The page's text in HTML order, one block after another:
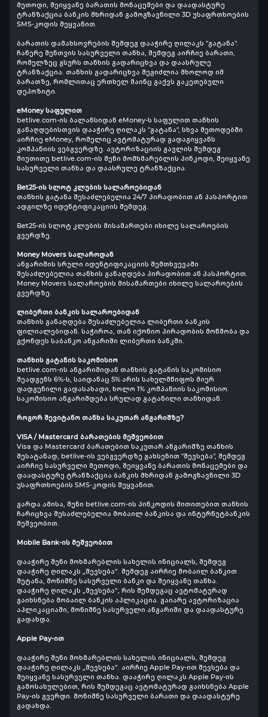
მეთოდი, შეიყვანე ბარათის მონაცემები და დაადასტურე
ტრანზაქცია ბანკის მხრიდან გამოგზავნილი 3D უსაფრთხოების
SMS-კოდის შეყვანით.
ბარათის დამახსოვრების შემდეგ დააჭირე ღილაკს "გატანა".
ჩაწერე შენთვის სასურველი თანხა, შემდეგ აირჩიე ბარათი,
რომელზეც გსურს თანხის გადარიცხვა და დაასრულე
ტრანზაქცია. თანხის გადარიცხვა შეგიძლია მხოლოდ იმ
ბარათზე, რომლითაც ერთხელ მაინც გაქვს გაკეთებული
დეპოზიტი.
eMoney საფულით
betlive.com-ის ბალანსიდან eMoney-ს საფულით თანხის
განაღდებისთვის დააჭირე ღილაკს "გატანა", სხვა მეთოდებში
აირჩიე eMoney, რომელიც ავტომატურად გადაგიყვანს
კომპანიის ვებგვერდზე. ავტორიზაციის გავლის შემდეგ
მიუთითე betlive.com-ის შენი მომხმარებლის პინკოდი, შეიყვანე
სასურველი თანხა და დაასრულე ტრანზაქცია.
Bet25-ის სლოტ კლუბის სალაროებიდან
თანხის გატანა შესაძლებელია 24/7 პირადობით ან პასპორტით
ადგილზე იდენტიფიკაციის შემდეგ.
Bet25-ის სლოტ კლუბის მისამართები იხილე სალაროების
გვერდზე.
Money Movers სალაროდან
ანგარიშის სრული იდენტიფიკაციის შემთხვევაში
შესაძლებელია თანხის განაღდება პირადობით ან პასპორტით.
Money Movers სალაროების მისამართები იხილე სალაროების
გვერდზე.
ლიბერთი ბანკის სალაროებიდან
თანხის განაღდება შესაძლებელია ლიბერთი ბანკის
ფილიალებიდან. საჭიროა, თან იქონიო პირადობის მოწმობა და
გქონდეს საბანკო ანგარიში ლიბერთი ბანკში.
თანხის გატანის საკომისიო
betlive.com-ის ანგარიშიდან თანხის გატანის საკომისიო
შეადგენს 6%-ს, საიდანაც 5% არის სახელმწიფოს მიერ
დადგენილი გადასახადი, ხოლო 1% კომპანიის საკომისიო.
საკომისიო ანგარიშდება სრულად გატანილი თანხიდან.
როგორ შევიტანო თანხა საკუთარ ანგარიშზე?
VISA / Mastercard ბარათების მეშვეობით
Visa და Mastercard ბარათებით საკუთარ ანგარიშზე თანხის
შესატანად, betlive-ის ვებგვერდზე გახსენით "შევსება", შემდეგ
აირჩიე სასურველი მეთოდი, შეიყვანე ბარათის მონაცემები და
დაადასტურე ტრანზაქცია ბანკის მხრიდან გამოგზავნილი 3D
უსაფრთხოების SMS-კოდის შეყვანით.
გარდა ამისა, შენი betlive.com-ის პინკოდის მითითებით თანხის
ჩარიცხვა შესაძლებელია მობაილ ბანკისა და ინტერნეტბანკის
მეშვეობით.
Mobile Bank-ის მეშვეობით
დააჭირე შენი მოხმარებლის სახელის ინიციალს, შემდეგ
დააჭირე ღილაკს „შევსება“. შემდეგ აირჩიე მობაილ ბანკით
შეტანა, მონიშნე სასურველი ბანკი და შეიყვანე თანხა.
დააჭირე ღილაკს „შევსება“, რის შემდეგაც ავტომატურად
გაიხსნება მობაილ ბანკის აპლიკაცია. გაიარე ავტორიზაცია
აპლიკაციაში, მონიშნე სასურველი ანგარიში და დაადასტურე
გადახდა.
Apple Pay-ით
დააჭირე შენი მოხმარებლის სახელის ინიციალს, შემდეგ
დააჭირე ღილაკს „შევსება“. აირჩიე Apple Pay-ით შევსება და
შეიყვანე სასურველი თანხა. დააჭირე ღილაკს Apple Pay-ის
გამოსახულებით, რის შემდეგაც ავტომატურად გაიხსნება Apple
Pay-ის გვერდი. მონიშნე სასურველი ბარათი და დაადასტურე
გადახდა.